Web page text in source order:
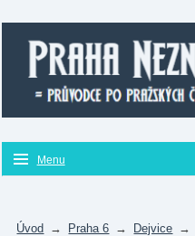
Menu
Úvod → Praha 6 → Dejvice →